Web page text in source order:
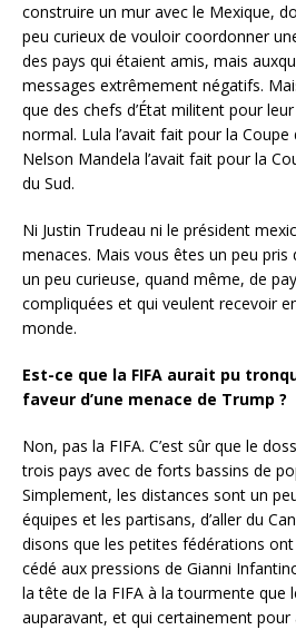
construire un mur avec le Mexique,
peu curieux de vouloir coordonner
des pays qui étaient amis, mais
messages extrêmement négatifs.
que des chefs d’État militent pour
normal. Lula l’avait fait pour la
Nelson Mandela l’avait fait pour la
du Sud.
Ni Justin Trudeau ni le président
menaces. Mais vous êtes un peu pris
un peu curieuse, quand même, de
compliquées et qui veulent recevoir
monde.
Est-ce que la FIFA aurait pu
faveur d’une menace de Trump ?
Non, pas la FIFA. C’est sûr que le
trois pays avec de forts bassins de
Simplement, les distances sont un
équipes et les partisans, d’aller du
disons que les petites fédérations
cédé aux pressions de Gianni
la tête de la FIFA à la tourmente que
auparavant, et qui certainement